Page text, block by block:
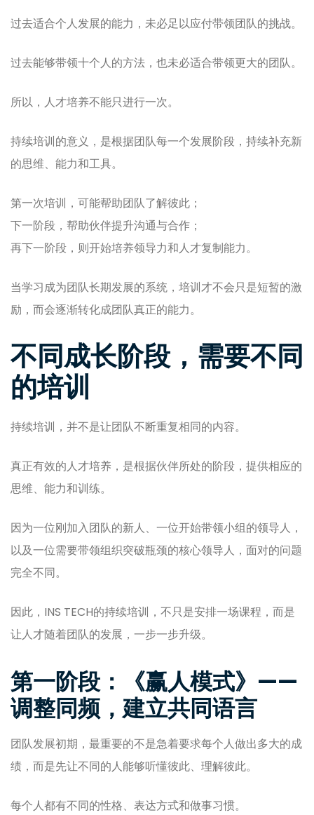
过去适合个人发展的能力，未必足以应付带领团队的挑战。
过去能够带领十个人的方法，也未必适合带领更大的团队。
所以，人才培养不能只进行一次。
持续培训的意义，是根据团队每一个发展阶段，持续补充新
的思维、能力和工具。
第一次培训，可能帮助团队了解彼此；
下一阶段，帮助伙伴提升沟通与合作；
再下一阶段，则开始培养领导力和人才复制能力。
当学习成为团队长期发展的系统，培训才不会只是短暂的激
励，而会逐渐转化成团队真正的能力。
不同成长阶段，需要不同
的培训
持续培训，并不是让团队不断重复相同的内容。
真正有效的人才培养，是根据伙伴所处的阶段，提供相应的
思维、能力和训练。
因为一位刚加入团队的新人、一位开始带领小组的领导人，
以及一位需要带领组织突破瓶颈的核心领导人，面对的问题
完全不同。
因此，INS TECH的持续培训，不只是安排一场课程，而是
让人才随着团队的发展，一步一步升级。
第一阶段：《赢人模式》——
调整同频，建立共同语言
团队发展初期，最重要的不是急着要求每个人做出多大的成
绩，而是先让不同的人能够听懂彼此、理解彼此。
每个人都有不同的性格、表达方式和做事习惯。